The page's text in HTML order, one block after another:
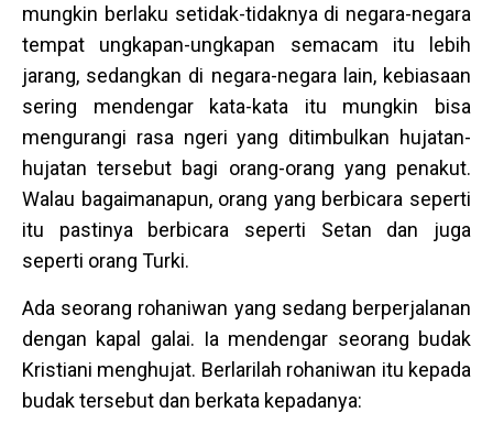
mungkin berlaku setidak-tidaknya di negara-negara
tempat ungkapan-ungkapan semacam itu lebih
jarang, sedangkan di negara-negara lain, kebiasaan
sering mendengar kata-kata itu mungkin bisa
mengurangi rasa ngeri yang ditimbulkan hujatan-
hujatan tersebut bagi orang-orang yang penakut.
Walau bagaimanapun, orang yang berbicara seperti
itu pastinya berbicara seperti Setan dan juga
seperti orang Turki.
Ada seorang rohaniwan yang sedang berperjalanan
dengan kapal galai. Ia mendengar seorang budak
Kristiani menghujat. Berlarilah rohaniwan itu kepada
budak tersebut dan berkata kepadanya: